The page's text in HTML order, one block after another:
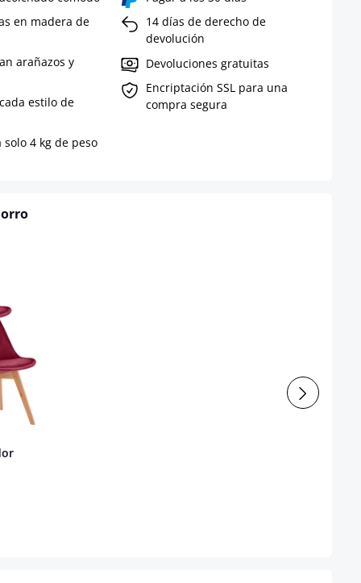
en madera de
arañazos y
estilo de
4 kg de peso
14 días de derecho de
devolución
Devoluciones gratuitas
Encriptación SSL para una
compra segura